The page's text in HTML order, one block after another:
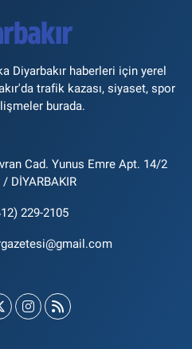
Diyarbakır haberleri için yerel
trafik kazası, siyaset, spor
burada.
Cad. Yunus Emre Apt. 14/2
DİYARBAKIR
229-2105